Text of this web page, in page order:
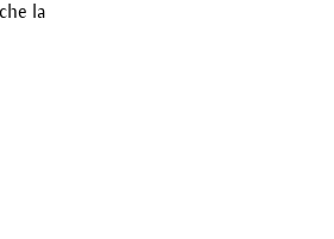
la